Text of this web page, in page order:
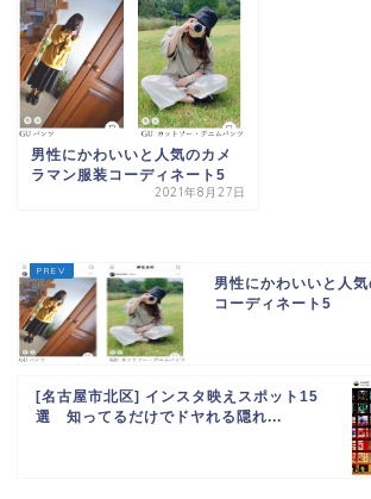
男性にかわいいと⼈気のカメ
ラマン服装コーディネート5
2021年8月27日
男性にかわいいと⼈
コーディネート5
[名古屋市北区] インスタ映えスポット15
選 知ってるだけでドヤれる隠れ...